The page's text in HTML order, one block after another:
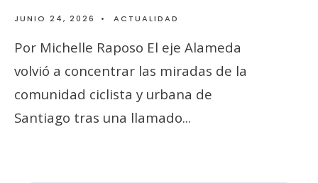
JUNIO 24, 2026 • ACTUALIDAD
Por Michelle Raposo El eje Alameda
volvió a concentrar las miradas de la
comunidad ciclista y urbana de
Santiago tras una llamado...